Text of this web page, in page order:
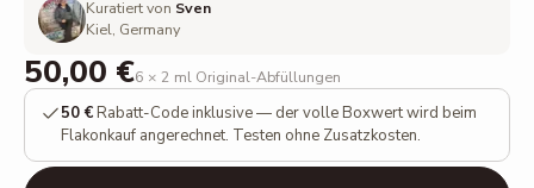
Kuratiert von Sven
Kiel, Germany
50,00 €6 × 2 ml Original-Abfüllungen
50 €Rabatt-Code inklusive — der volle Boxwert wird beim
Flakonkauf angerechnet. Testen ohne Zusatzkosten.